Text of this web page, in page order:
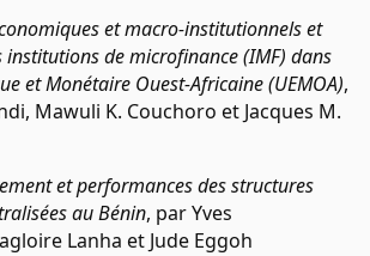
et macro-institutionnels et
institutions de microfinance (IMF) dans
et Monétaire Ouest-Africaine (UEMOA),
Mawuli K. Couchoro et Jacques M.
et performances des structures
au Bénin, par Yves
Lanha et Jude Eggoh